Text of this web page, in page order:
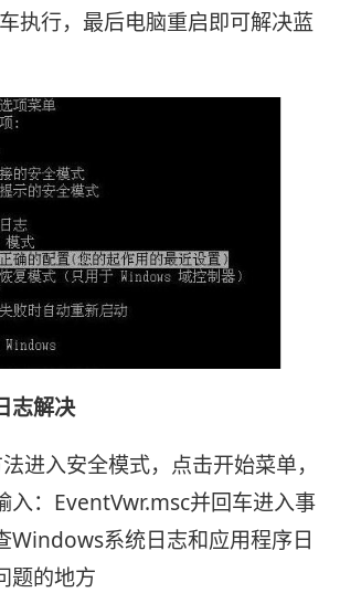
执行，最后电脑重启即可解决蓝
志解决
进入安全模式，点击开始菜单，
入：EventVwr.msc并回车进入事
Windows系统日志和应用程序日
题的地方